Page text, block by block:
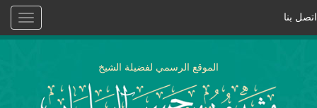
Toggle
اتصل بنا
الموقع الرسمي لفضيلة الشيخ